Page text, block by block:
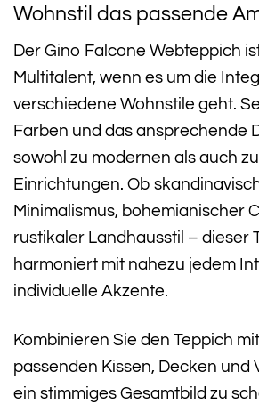
Wohnstil das passende
Der Gino Falcone Webteppich
Multitalent, wenn es um die
verschiedene Wohnstile geht.
Farben und das ansprechende
sowohl zu modernen als auch
Einrichtungen. Ob
Minimalismus, bohemianischer
rustikaler Landhausstil – dieser
harmoniert mit nahezu jedem
individuelle Akzente.
Kombinieren Sie den Teppich
passenden Kissen, Decken und
ein stimmiges Gesamtbild zu